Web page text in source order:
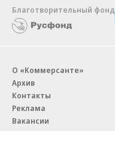
Благотворительный фонд
О «Коммерсанте»
Архив
Контакты
Реклама
Вакансии